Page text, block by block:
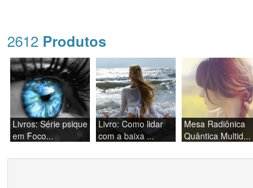
2612 Produtos
Livros: Série psique
em Foco...
Livro: Como lidar
com a baixa ...
Mesa Radiônica
Quântica Multid...